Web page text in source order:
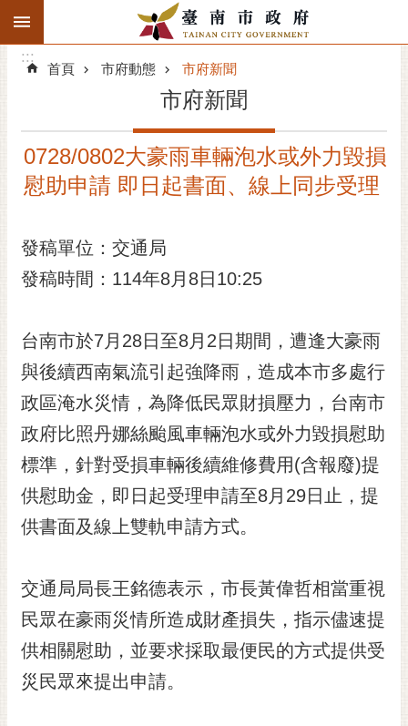
跳到主要內容區塊
搜
階
精彩府城
市府團隊
主題服務
市政資訊
市民互動
黃
偉
哲
螢
光
桐
花
祭
網
:::
:::
首頁 市府動態 市府新聞
市府新聞
0728/0802大豪雨車輛泡水或外力毀損
慰助申請 即日起書面、線上同步受理
發稿單位：交通局
發稿時間：114年8月8日10:25
台南市於7月28日至8月2日期間，遭逢大豪雨
與後續西南氣流引起強降雨，造成本市多處行
政區淹水災情，為降低民眾財損壓力，台南市
政府比照丹娜絲颱風車輛泡水或外力毀損慰助
標準，針對受損車輛後續維修費用(含報廢)提
供慰助金，即日起受理申請至8月29日止，提
供書面及線上雙軌申請方式。
交通局局長王銘德表示，市長黃偉哲相當重視
民眾在豪雨災情所造成財產損失，指示儘速提
供相關慰助，並要求採取最便民的方式提供受
災民眾來提出申請。